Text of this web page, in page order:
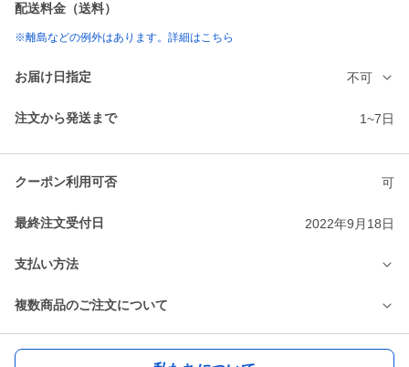
配送料金（送料）
※離島などの例外はあります。詳細はこちら
お届け日指定 不可
注文から発送まで 1~7日
クーポン利用可否 可
最終注文受付日 2022年9月18日
支払い方法
複数商品のご注文について